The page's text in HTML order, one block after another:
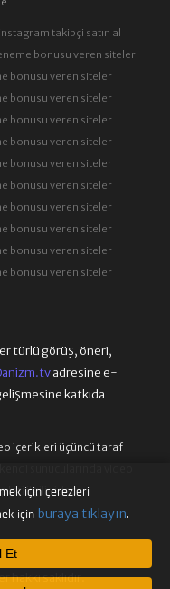
türlü görüş, öneri,
adresine e-
katkıda
içerikleri üçüncü taraf
ilgili video
hakkı saklıdır.
instagram takipçi satın al
bonusu veren siteler
bonusu veren siteler
bonusu veren siteler
bonusu veren siteler
bonusu veren siteler
bonusu veren siteler
bonusu veren siteler
bonusu veren siteler
bonusu veren siteler
bonusu veren siteler
bonusu veren siteler
için çerezleri
için buraya tıklayın.
Et